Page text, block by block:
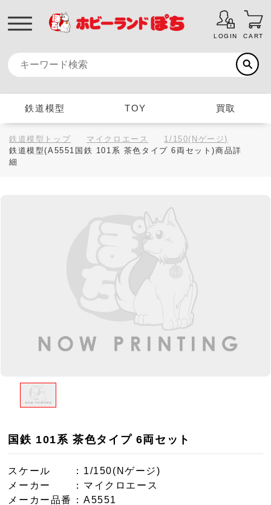
LOGIN CART
鉄道模型 TOY 買取
鉄道模型トップ マイクロエース
1/150(Nゲージ)
鉄道模型(A5551国鉄 101系 茶色タイプ 6両セット)商品詳
細
国鉄 101系 茶色タイプ 6両セット
スケール
：1/150(Nゲージ)
メーカー
：マイクロエース
メーカー品番
：A5551